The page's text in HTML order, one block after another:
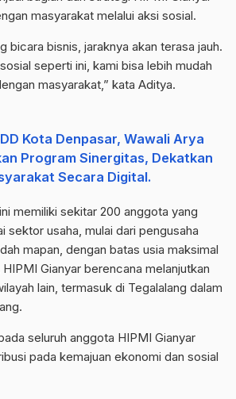
masyarakat melalui aksi sosial.
bicara bisnis, jaraknya akan terasa jauh.
seperti ini, kami bisa lebih mudah
masyarakat,” kata Aditya.
Kota Denpasar, Wawali Arya
Program Sinergitas, Dekatkan
Secara Digital.
memiliki sekitar 200 anggota yang
sektor usaha, mulai dari pengusaha
mapan, dengan batas usia maksimal
Gianyar berencana melanjutkan
lain, termasuk di Tegalalang dalam
seluruh anggota HIPMI Gianyar
pada kemajuan ekonomi dan sosial